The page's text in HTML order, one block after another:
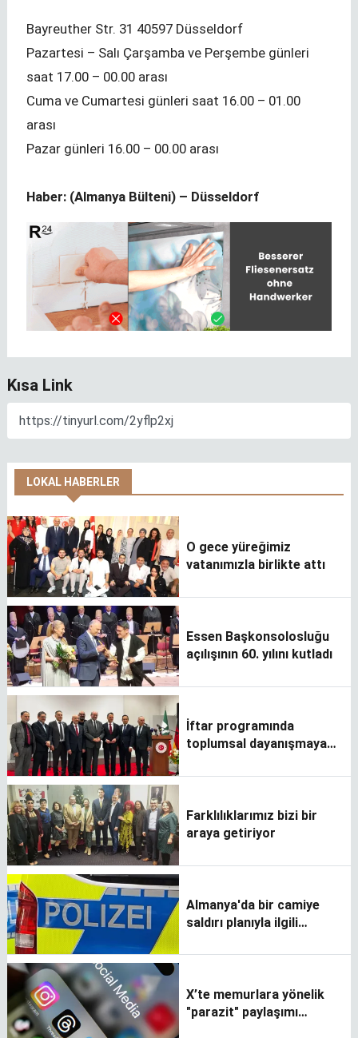
Bayreuther Str. 31 40597 Düsseldorf
Pazartesi – Salı Çarşamba ve Perşembe günleri
saat 17.00 – 00.00 arası
Cuma ve Cumartesi günleri saat 16.00 – 01.00
arası
Pazar günleri 16.00 – 00.00 arası
Haber: (Almanya Bülteni) – Düsseldorf
Kısa Link
LOKAL HABERLER
O gece yüreğimiz
vatanımızla birlikte attı
Essen Başkonsolosluğu
açılışının 60. yılını kutladı
İftar programında
toplumsal dayanışmaya
Farklılıklarımız bizi bir
araya getiriyor
Almanya'da bir camiye
saldırı planıyla ilgili
X’te memurlara yönelik
"parazit" paylaşımı